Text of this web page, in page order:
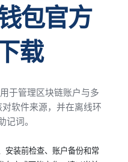
包官方
载
管理区块链账户与多
软件来源，并在离线环
记词。
装前检查、账户备份和常